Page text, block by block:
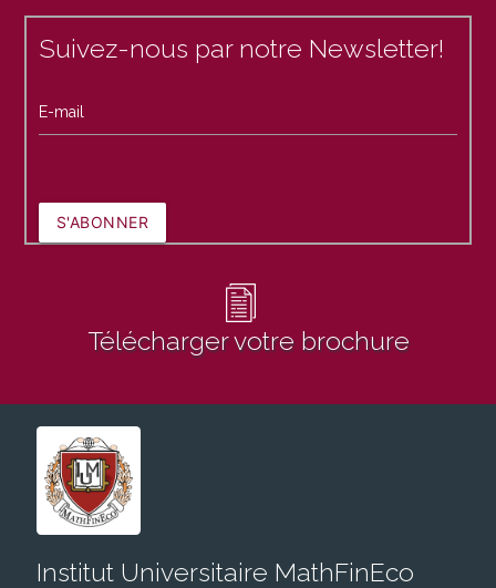
Suivez-nous par notre Newsletter!
E-mail
S'ABONNER
Télécharger votre brochure
Institut Universitaire MathFinEco